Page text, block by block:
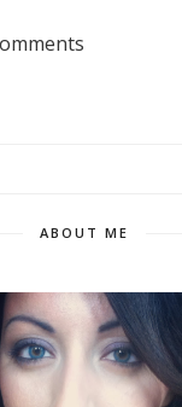
ABOUT ME